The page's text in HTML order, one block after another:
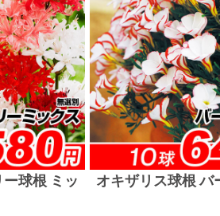
球根 ミッ
オキザリス球根 バ